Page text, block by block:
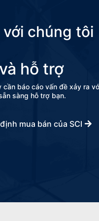
với chúng tôi
hỗ trợ
cần báo cáo vấn đề xảy ra
sàng hỗ trợ bạn.
mua bán của SCI